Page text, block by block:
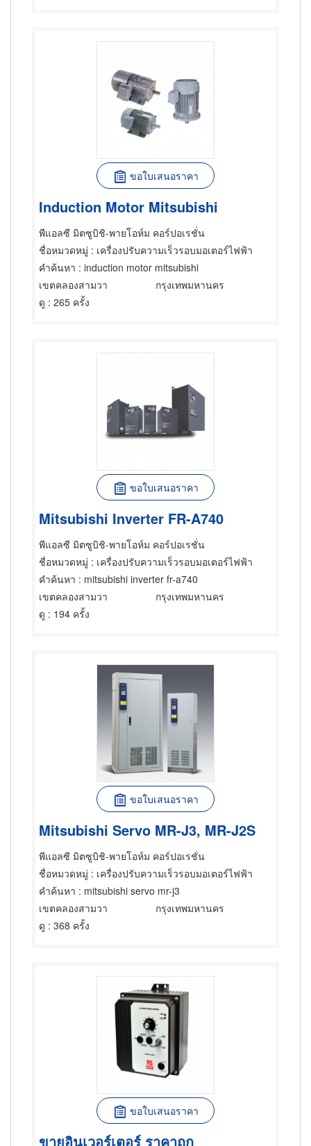
ขอใบเสนอราคา
Induction Motor Mitsubishi
พีแอลซี มิตซูบิชิ-พายโอห์ม คอร์ปอเรชั่น
ชื่อหมวดหมู่ : เครื่องปรับความเร็วรอบมอเตอร์ไฟฟ้า
คำค้นหา : induction motor mitsubishi
เขตคลองสามวา
กรุงเทพมหานคร
ดู : 265 ครั้ง
ขอใบเสนอราคา
Mitsubishi Inverter FR-A740
พีแอลซี มิตซูบิชิ-พายโอห์ม คอร์ปอเรชั่น
ชื่อหมวดหมู่ : เครื่องปรับความเร็วรอบมอเตอร์ไฟฟ้า
คำค้นหา : mitsubishi inverter fr-a740
เขตคลองสามวา
กรุงเทพมหานคร
ดู : 194 ครั้ง
ขอใบเสนอราคา
Mitsubishi Servo MR-J3, MR-J2S
พีแอลซี มิตซูบิชิ-พายโอห์ม คอร์ปอเรชั่น
ชื่อหมวดหมู่ : เครื่องปรับความเร็วรอบมอเตอร์ไฟฟ้า
คำค้นหา : mitsubishi servo mr-j3
เขตคลองสามวา
กรุงเทพมหานคร
ดู : 368 ครั้ง
ขอใบเสนอราคา
ขายอินเวอร์เตอร์ ราคาถูก